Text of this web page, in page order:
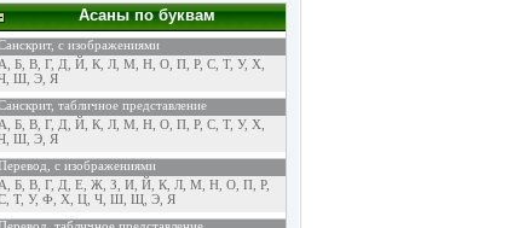
Асаны по буквам
с изображениями
А Б, В, Г, Д Й, К, Л, М Н, О, П, Р, С, Т, У, Х
, Ш, Э, Я
табличное представление
А Б, В, Г, Д Й, К, Л, М Н, О, П, Р, С, Т, У, Х
, Ш, Э, Я
с изображениями
А Б, В, Г, Д Е Ж, З И, Й, К, Л, М Н, О, П, Р,
, Т, У, Ф Х Ц, Ч, Ш, Щ, Э, Я